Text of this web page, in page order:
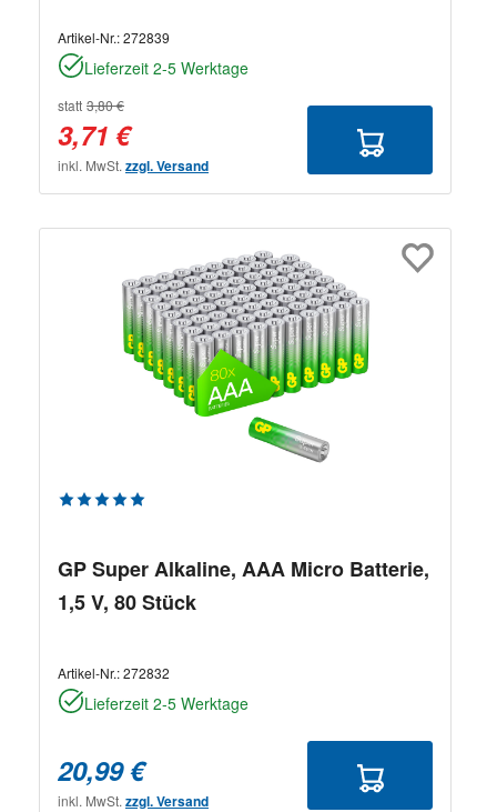
Artikel-Nr.:272839
Lieferzeit 2-5 Werktage
statt 3,80 €
3,71 €
inkl. MwSt. zzgl. Versand
Durchschnittliche Bewertung von 5 von 5 Sternen
GP Super Alkaline, AAA Micro Batterie,
1,5 V, 80 Stück
Artikel-Nr.:272832
Lieferzeit 2-5 Werktage
20,99 €
inkl. MwSt. zzgl. Versand